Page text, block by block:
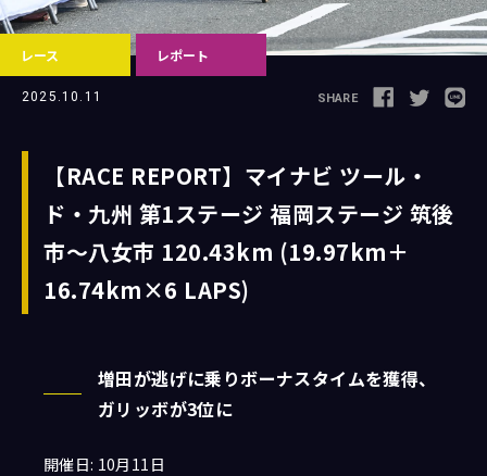
JCL LEAGUE HP
レース レポート
2025.10.11 SHARE
【RACE REPORT】マイナビ ツール・
ド・九州 第1ステージ 福岡ステージ 筑後
市〜八女市 120.43km (19.97km＋
16.74km×6 LAPS)
増田が逃げに乗りボーナスタイムを獲得、
ガリッボが3位に
開催日: 10月11日